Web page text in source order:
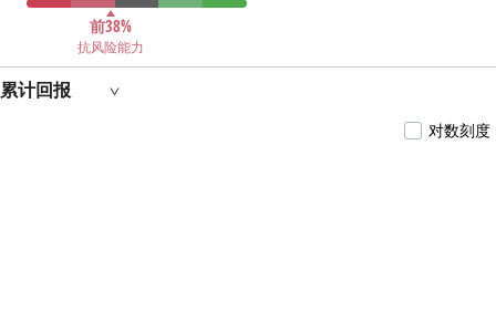
前38%
抗风险能力
累计回报
对数刻度